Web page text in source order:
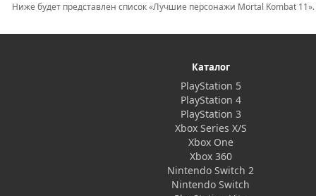
Ниже будет представлен список «Лучшие персонажи Mortal Kombat 11».
Каталог
PlayStation 5
PlayStation 4
PlayStation 3
Xbox Series X/S
Xbox One
Xbox 360
Nintendo Switch 2
Nintendo Switch